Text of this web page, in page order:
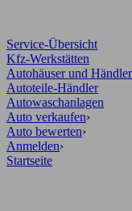
Service-Übersicht
Kfz-Werkstätten
Autohäuser und Händler
Autoteile-Händler
Autowaschanlagen
Auto verkaufen›
Auto bewerten›
Anmelden›
Startseite